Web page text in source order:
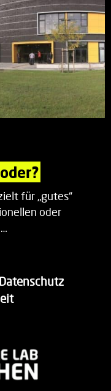
für „gutes“
oder